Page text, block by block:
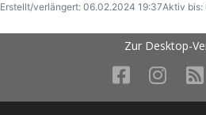
Erstellt/verlängert: 06.02.2024 19:37Aktiv
Zur Desktop-